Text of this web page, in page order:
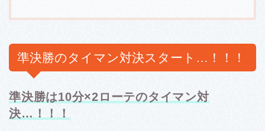
準決勝のタイマン対決スタート…！！！
準決勝は10分×2ローテのタイマン対
決…！！！